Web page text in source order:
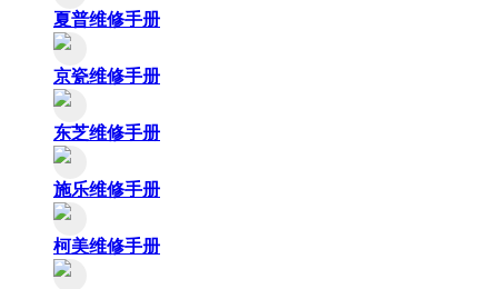
夏普维修手册
京瓷维修手册
东芝维修手册
施乐维修手册
柯美维修手册